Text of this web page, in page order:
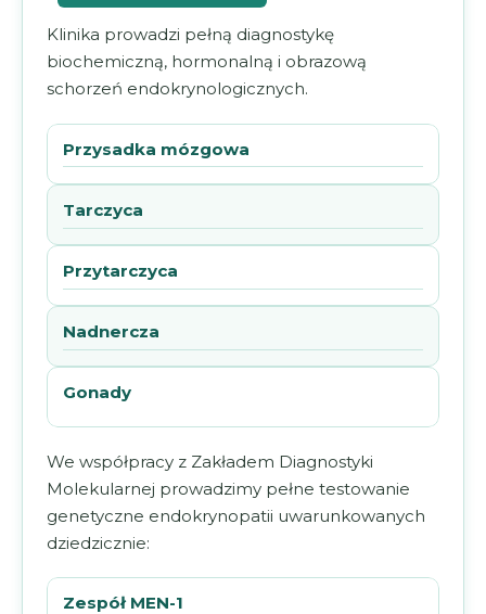
Klinika prowadzi pełną diagnostykę
biochemiczną, hormonalną i obrazową
schorzeń endokrynologicznych.
Przysadka mózgowa
Tarczyca
Przytarczyca
Nadnercza
Gonady
We współpracy z Zakładem Diagnostyki
Molekularnej prowadzimy pełne testowanie
genetyczne endokrynopatii uwarunkowanych
dziedzicznie:
Zespół MEN-1